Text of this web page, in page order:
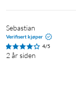
Sebastian
Verifisert kjøper
4/5
2 år siden